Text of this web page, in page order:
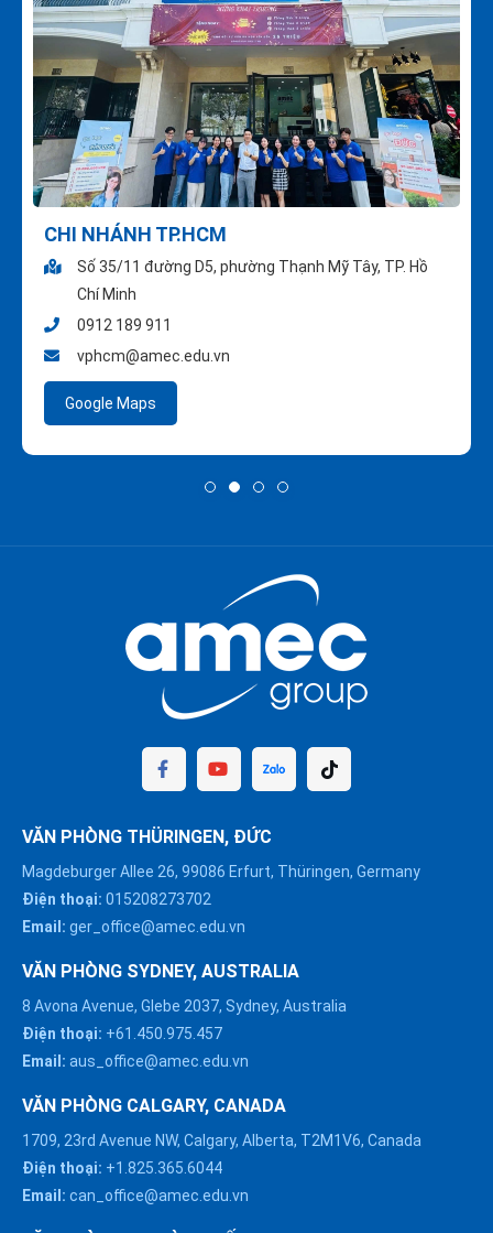
CHI NHÁNH TP.HCM
Số 35/11 đường D5, phường Thạnh Mỹ Tây, TP. Hồ
Chí Minh
0912 189 911
vphcm@amec.edu.vn
Google Maps
VĂN PHÒNG THÜRINGEN, ĐỨC
Magdeburger Allee 26, 99086 Erfurt, Thüringen, Germany
Điện thoại: 015208273702
Email: ger_office@amec.edu.vn
VĂN PHÒNG SYDNEY, AUSTRALIA
8 Avona Avenue, Glebe 2037, Sydney, Australia
Điện thoại: +61.450.975.457
Email: aus_office@amec.edu.vn
VĂN PHÒNG CALGARY, CANADA
1709, 23rd Avenue NW, Calgary, Alberta, T2M1V6, Canada
Điện thoại: +1.825.365.6044
Email: can_office@amec.edu.vn